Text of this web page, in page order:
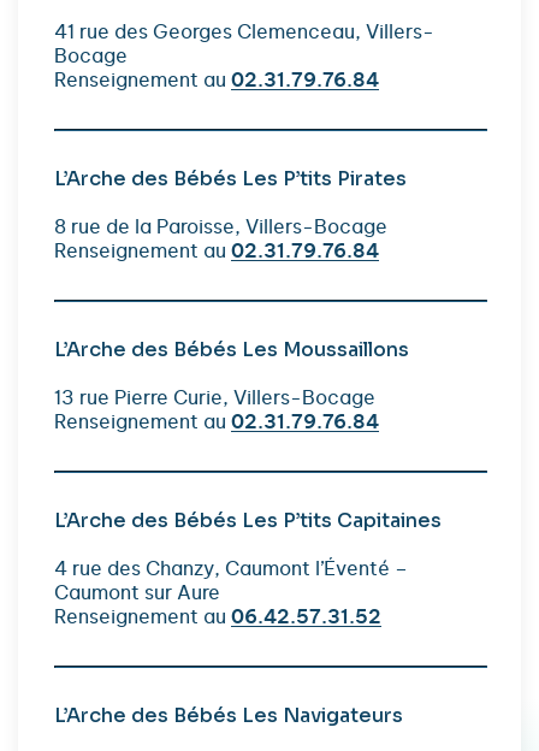
41 rue des Georges Clemenceau, Villers-
Bocage
Renseignement au 02.31.79.76.84
L’Arche des Bébés Les P’tits Pirates
8 rue de la Paroisse, Villers-Bocage
Renseignement au 02.31.79.76.84
L’Arche des Bébés Les Moussaillons
13 rue Pierre Curie, Villers-Bocage
Renseignement au 02.31.79.76.84
L’Arche des Bébés Les P’tits Capitaines
4 rue des Chanzy, Caumont l’Éventé –
Caumont sur Aure
Renseignement au 06.42.57.31.52
L’Arche des Bébés Les Navigateurs